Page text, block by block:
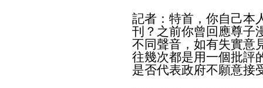
記者：特首，你自己本
刊？之前你曾回應尊子
不同聲音，如有失實意
往幾次都是用一個批評
是否代表政府不願意接